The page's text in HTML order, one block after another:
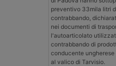
preventivo 33mila litri
contrabbando,
nei documenti di
l'autoarticolato
contrabbando di
conducente
al valico di Tarvisio.